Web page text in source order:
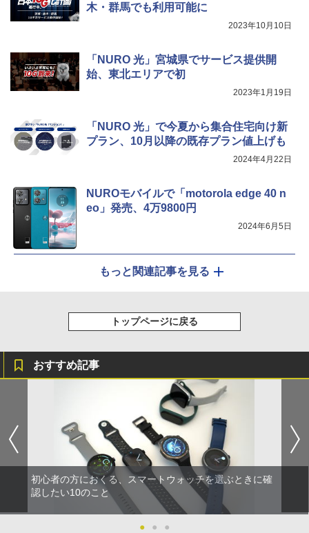
木・群馬でも利用可能に
2023年10月10日
「NURO 光」宮城県でサービス提供開
始、東北エリアで初
2023年1月19日
「NURO 光」で今夏から集合住宅向け新
プラン、10月以降の既存プラン値上げも
2024年4月22日
NUROモバイルで「motorola edge 40 n
eo」発売、4万9800円
2024年6月5日
もっと関連記事を見る
トップページに戻る
おすすめ記事
初心者の方におくる、スマートウォッチを選ぶときに確
認したい10のこと
● ● ●